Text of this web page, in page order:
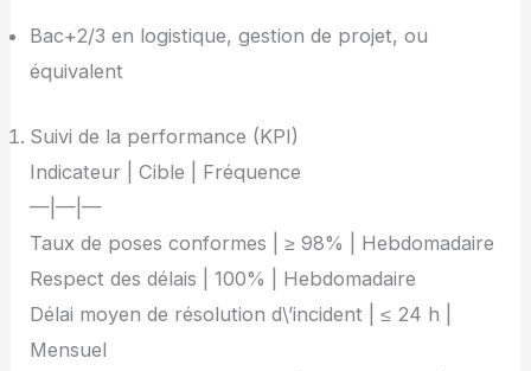
Bac+2/3 en logistique, gestion de projet, ou
équivalent
Suivi de la performance (KPI)
Indicateur | Cible | Fréquence
—|—|—
Taux de poses conformes | ≥ 98% | Hebdomadaire
Respect des délais | 100% | Hebdomadaire
Délai moyen de résolution d\’incident | ≤ 24 h |
Mensuel